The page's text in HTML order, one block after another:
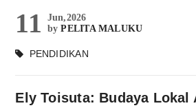
11
Jun,2026
byPELITA MALUKU
PENDIDIKAN
Ely Toisuta: Budaya Lokal